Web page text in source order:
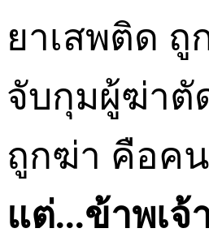
ยาเสพติด ถู
จับกุมผู้ฆ่าตั
ถูกฆ่า คือค
แต่...ข้าพเจ้